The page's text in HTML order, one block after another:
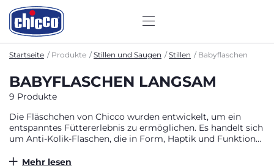
Startseite Produkte Stillen und Saugen Stillen Babyflaschen
BABYFLASCHEN LANGSAM
9 Produkte
Die Fläschchen von Chicco wurden entwickelt, um ein
entspanntes Füttererlebnis zu ermöglichen. Es handelt sich
um Anti-Kolik-Flaschen, die in Form, Haptik und Funktion
vielen Modellen die richtige Lösung für die Bedürfnisse
Mehr lesen